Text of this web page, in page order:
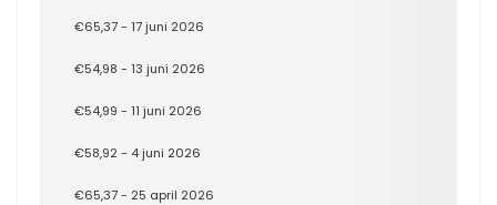
€65,37 - 17 juni 2026
€54,98 - 13 juni 2026
€54,99 - 11 juni 2026
€58,92 - 4 juni 2026
€65,37 - 25 april 2026